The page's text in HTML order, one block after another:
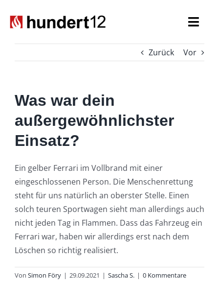
Inhalt
Spezialaufgaben
Seniorenabteilung
Nachwuchs
Zurück Vor
Was war dein
außergewöhnlichster
Einsatz?
Ein gelber Ferrari im Vollbrand mit einer
eingeschlossenen Person. Die Menschenrettung
steht für uns natürlich an oberster Stelle. Einen
solch teuren Sportwagen sieht man allerdings auch
nicht jeden Tag in Flammen. Dass das Fahrzeug ein
Ferrari war, haben wir allerdings erst nach dem
Löschen so richtig realisiert.
Von Simon Föry | 29.09.2021 | Sascha S. | 0 Kommentare